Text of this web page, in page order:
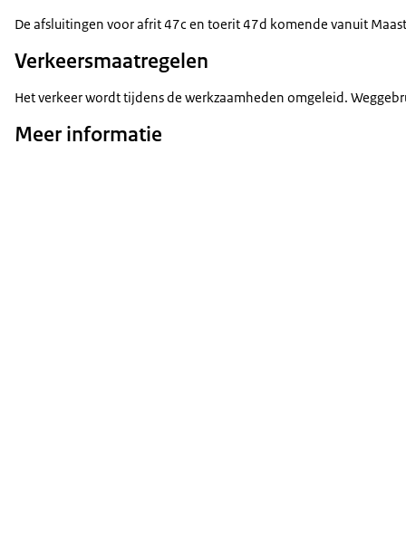
De afsluitingen voor afrit 47c en toerit 47d komende vanuit
Verkeersmaatregelen
Het verkeer wordt tijdens de werkzaamheden omgeleid.
Meer informatie